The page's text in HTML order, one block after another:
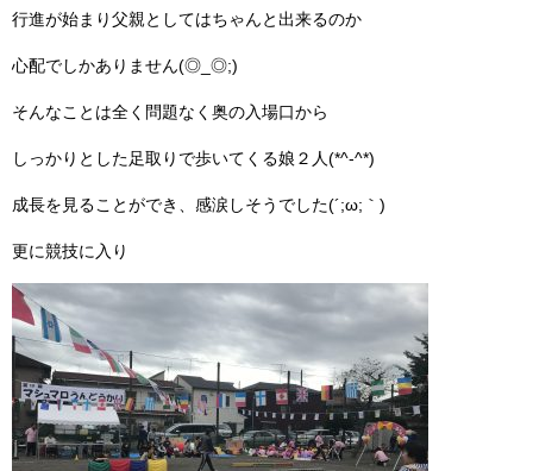
行進が始まり父親としてはちゃんと出来るのか
心配でしかありません(◎_◎;)
そんなことは全く問題なく奥の入場口から
しっかりとした足取りで歩いてくる娘２人(*^-^*)
成長を見ることができ、感涙しそうでした(´;ω;｀)
更に競技に入り